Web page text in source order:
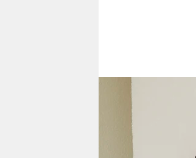
wahrheit
verlag